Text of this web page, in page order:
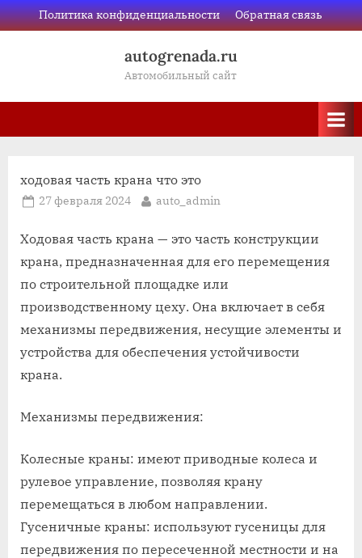
Skip
to
Политика конфиденциальности Обратная связь
autogrenada.ru
Автомобильный сайт
ходовая часть крана что это
Posted
27 февраля 2024 By
auto_admin
Ходовая часть крана — это часть конструкции
крана, предназначенная для его перемещения
по строительной площадке или
производственному цеху. Она включает в себя
механизмы передвижения, несущие элементы и
устройства для обеспечения устойчивости
крана.
Механизмы передвижения:
Колесные краны: имеют приводные колеса и
рулевое управление, позволяя крану
перемещаться в любом направлении.
Гусеничные краны: используют гусеницы для
передвижения по пересеченной местности и на